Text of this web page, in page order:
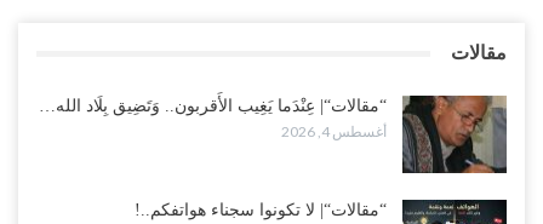
أغسطس 3, 2026
مقالات
“مقالات“| عِنْدَما يَغِيب الأَقربون.. وَتَضِيق بِلَاد الله…
أغسطس 4, 2026
“مقالات“| لا تكونوا سجناء هواتفكم..!